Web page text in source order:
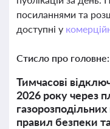
посиланнями та
доступні у
Стисло про головне:
Тимчасові
2026 року через
правил безпеки